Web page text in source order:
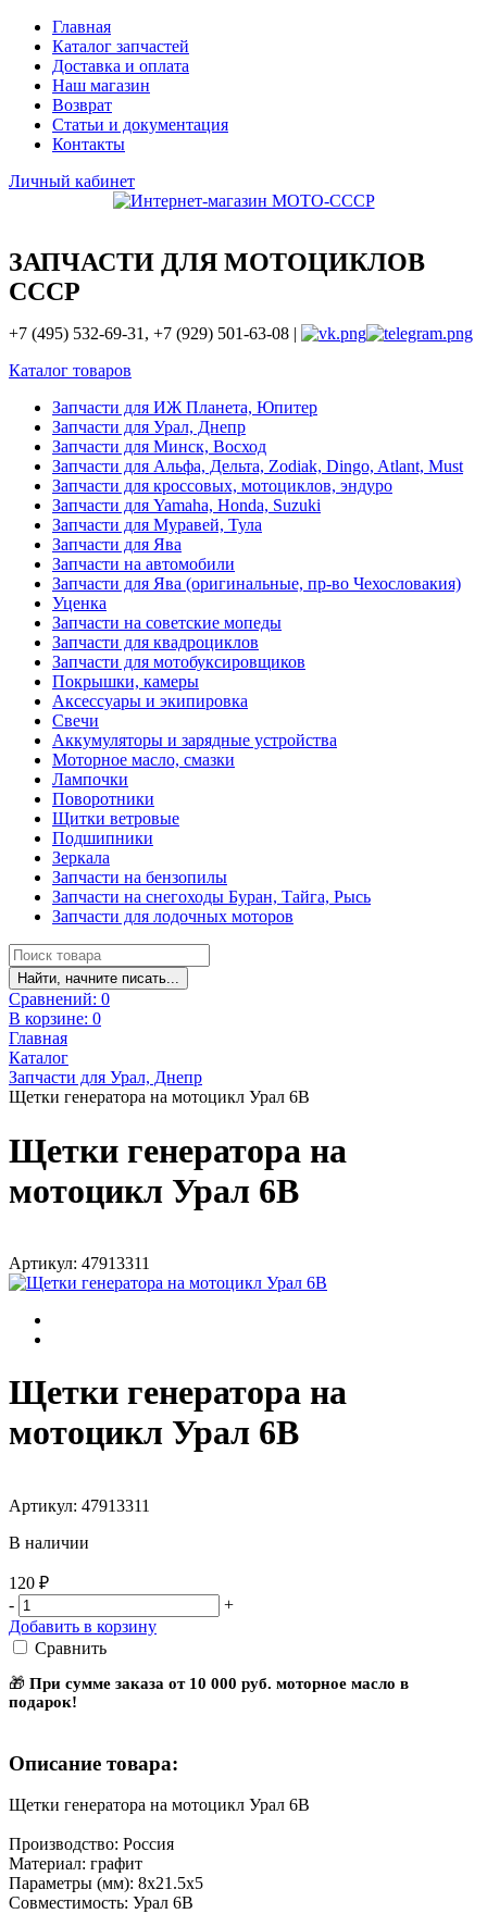
Главная
Каталог запчастей
Доставка и оплата
Наш магазин
Возврат
Статьи и документация
Контакты
Личный кабинет
ЗАПЧАСТИ ДЛЯ МОТОЦИКЛОВ
СССР
+7 (495) 532-69-31, +7 (929) 501-63-08 |
Каталог товаров
Запчасти для ИЖ Планета, Юпитер
Запчасти для Урал, Днепр
Запчасти для Минск, Восход
Запчасти для Альфа, Дельта, Zodiak, Dingo, Atlant, Must
Запчасти для кроссовых, мотоциклов, эндуро
Запчасти для Yamaha, Honda, Suzuki
Запчасти для Муравей, Тула
Запчасти для Ява
Запчасти на автомобили
Запчасти для Ява (оригинальные, пр-во Чехословакия)
Уценка
Запчасти на советские мопеды
Запчасти для квадроциклов
Запчасти для мотобуксировщиков
Покрышки, камеры
Аксессуары и экипировка
Свечи
Аккумуляторы и зарядные устройства
Моторное масло, смазки
Лампочки
Поворотники
Щитки ветровые
Подшипники
Зеркала
Запчасти на бензопилы
Запчасти на снегоходы Буран, Тайга, Рысь
Запчасти для лодочных моторов
Найти, начните писать...
Сравнений: 0
В корзине: 0
Главная
Каталог
Запчасти для Урал, Днепр
Щетки генератора на мотоцикл Урал 6В
Щетки генератора на
мотоцикл Урал 6В
Артикул: 47913311
Щетки генератора на
мотоцикл Урал 6В
Артикул: 47913311
В наличии
120 ₽
-
+
Добавить в корзину
Сравнить
🎁 При сумме заказа от 10 000 руб. моторное масло в
подарок!
Описание товара:
Щетки генератора на мотоцикл Урал 6В
Производство: Россия
Материал: графит
Параметры (мм): 8х21.5х5
Совместимость: Урал 6В